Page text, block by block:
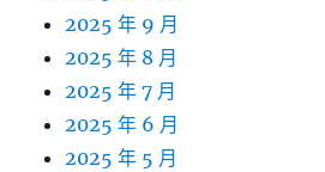
2025 年 9 月
2025 年 8 月
2025 年 7 月
2025 年 6 月
2025 年 5 月